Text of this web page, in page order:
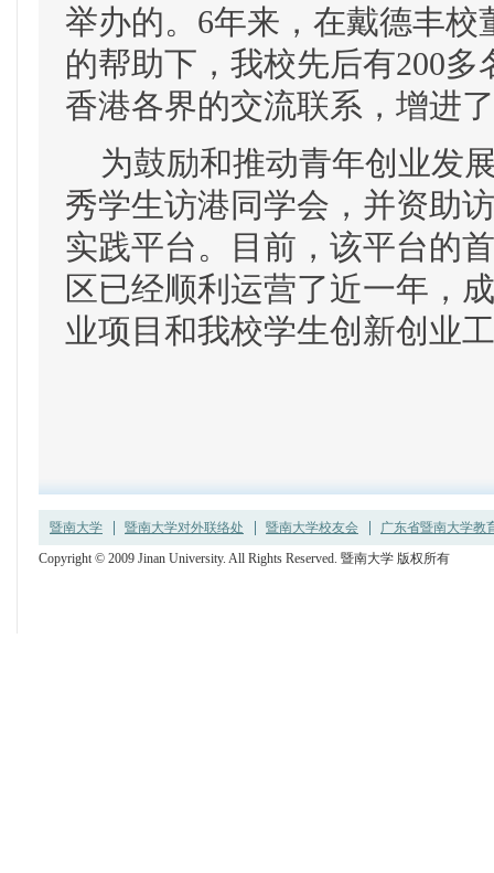
举办的。6年来，在戴德丰
的帮助下，我校先后有200
香港各界的交流联系，增进
为鼓励和推动青年创业发
秀学生访港同学会，并资助
实践平台。目前，该平台的
区已经顺利运营了近一年，
业项目和我校学生创新创业
暨南大学 暨南大学对外联络处 暨南大学校友会
广东省暨南大学教
Copyright © 2009 Jinan University. All Rights Reserved. 暨南大学 版权所有